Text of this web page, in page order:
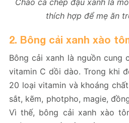
thích hợp để mẹ ăn
2. Bông cải xanh xào
Bông cải xanh là nguồn cung
vitamin C dồi dào. Trong khi
20 loại vitamin và khoáng
sắt, kẽm, photpho, magie,
Vì thế, bông cải xanh xào